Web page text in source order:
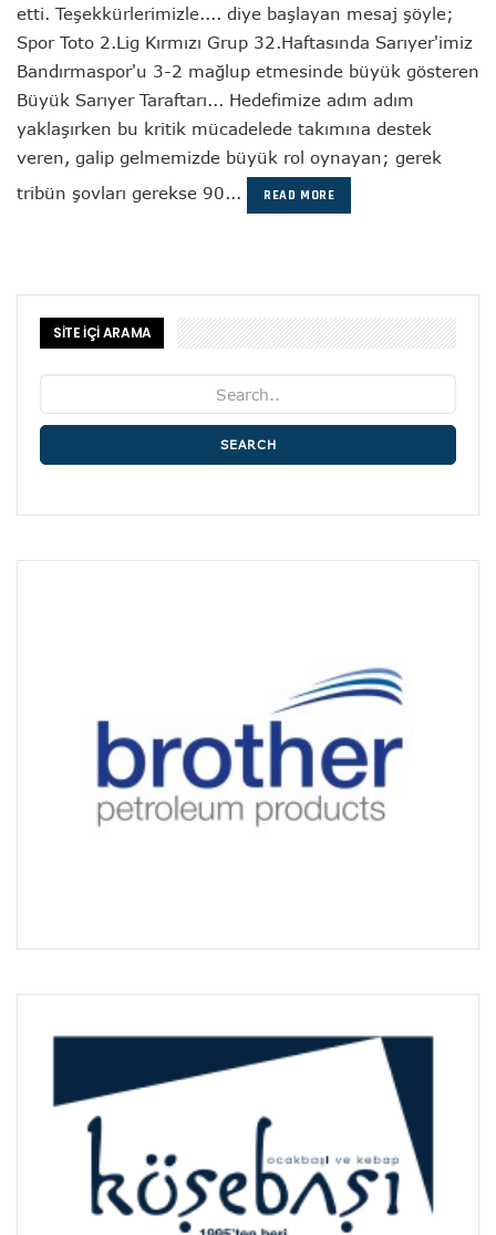
etti. Teşekkürlerimizle.... diye başlayan mesaj şöyle;
Spor Toto 2.Lig Kırmızı Grup 32.Haftasında Sarıyer'imiz
Bandırmaspor'u 3-2 mağlup etmesinde büyük gösteren
Büyük Sarıyer Taraftarı... Hedefimize adım adım
yaklaşırken bu kritik mücadelede takımına destek
veren, galip gelmemizde büyük rol oynayan; gerek
tribün şovları gerekse 90...
READ MORE
SİTE İÇİ ARAMA
SEARCH